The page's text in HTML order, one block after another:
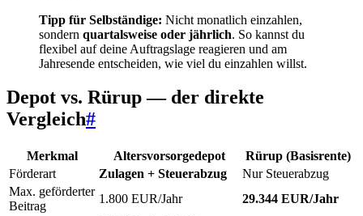
Tipp für Selbständige: Nicht monatlich einzahlen,
sondern quartalsweise oder jährlich. So kannst du
flexibel auf deine Auftragslage reagieren und am
Jahresende entscheiden, wie viel du einzahlen willst.
Depot vs. Rürup — der direkte
Vergleich#
Merkmal Altersvorsorgedepot
Rürup (Basisrente)
Förderart
Zulagen + Steuerabzug
Nur Steuerabzug
Max. geförderter
Beitrag
1.800 EUR/Jahr 29.344 EUR/Jahr